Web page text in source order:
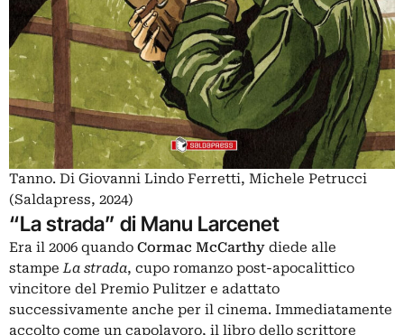
Tanno. Di Giovanni Lindo Ferretti, Michele Petrucci
(Saldapress, 2024)
“La strada” di Manu Larcenet
Era il 2006 quando Cormac McCarthy diede alle
stampeLa strada, cupo romanzo post-apocalittico
vincitore del Premio Pulitzer e adattato
successivamente anche per il cinema. Immediatamente
accolto come un capolavoro, il libro dello scrittore